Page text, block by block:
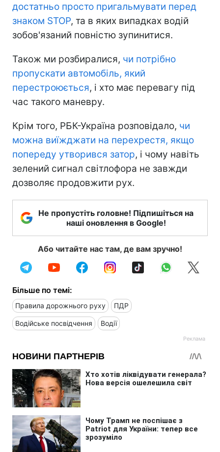
достатньо просто пригальмувати перед
знаком STOP, та в яких випадках водій
зобов'язаний повністю зупинитися.
Також ми розбиралися, чи потрібно
пропускати автомобіль, який
перестроюється, і хто має перевагу під
час такого маневру.
Крім того, РБК-Україна розповідало, чи
можна виїжджати на перехрестя, якщо
попереду утворився затор, і чому навіть
зелений сигнал світлофора не завжди
дозволяє продовжити рух.
Не пропустіть головне! Підпишіться на
наші оновлення в Google!
Або читайте нас там, де вам зручно!
Більше по темі:
Правила дорожнього руху ПДР
Водійське посвідчення Водії